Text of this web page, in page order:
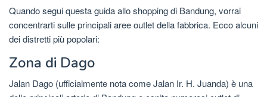
Quando segui questa guida allo shopping di Bandung, vorrai
concentrarti sulle principali aree outlet della fabbrica. Ecco alcuni
dei distretti più popolari:
Zona di Dago
Jalan Dago (ufficialmente nota come Jalan Ir. H. Juanda) è una